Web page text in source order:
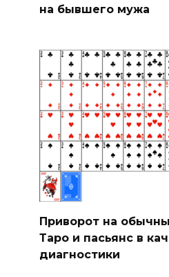
на бывшего мужа
Приворот на
Таро и пасьянс в
диагностики